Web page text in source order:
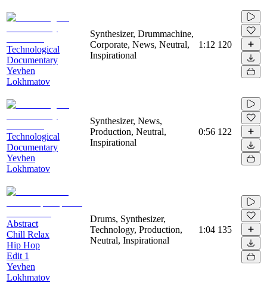
Technological
Documentary
Yevhen
Lokhmatov
Synthesizer, Drummachine,
Corporate, News, Neutral,
Inspirational
1:12 120
Technological
Documentary
Yevhen
Lokhmatov
Synthesizer, News,
Production, Neutral,
Inspirational
0:56 122
Abstract
Chill Relax
Hip Hop
Edit 1
Yevhen
Lokhmatov
Drums, Synthesizer,
Technology, Production,
Neutral, Inspirational
1:04 135